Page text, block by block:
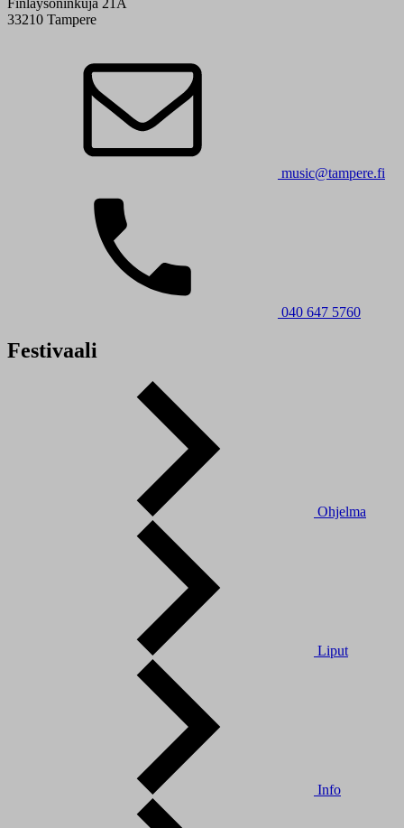
Finlaysoninkuja 21A
33210 Tampere
music@tampere.fi
040 647 5760
Festivaali
Ohjelma
Liput
Info